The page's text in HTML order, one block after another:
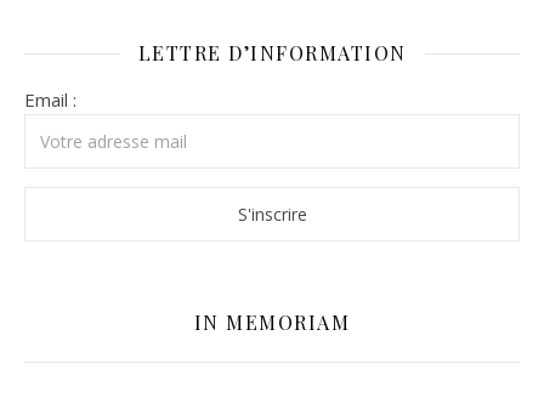
LETTRE D’INFORMATION
Email :
IN MEMORIAM